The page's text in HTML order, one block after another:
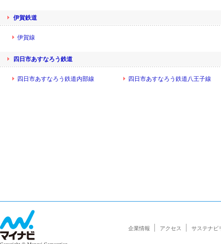
伊賀鉄道
伊賀線
四日市あすなろう鉄道
四日市あすなろう鉄道内部線 四日市あすなろう鉄道八王子線
企業情報 アクセス サステナビ